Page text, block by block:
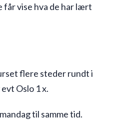
får vise hva de har lært
flere steder rundt i
Oslo 1 x.
til samme tid.